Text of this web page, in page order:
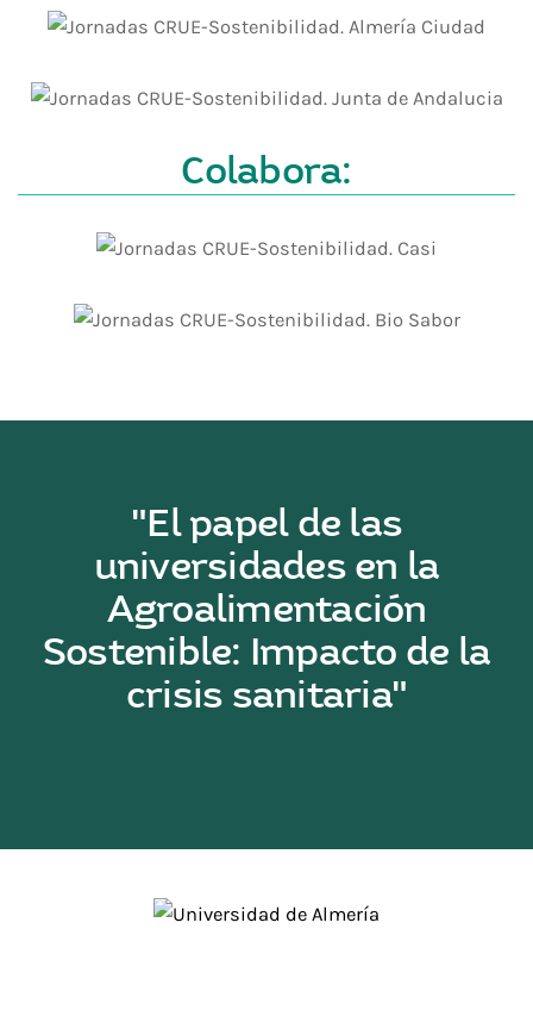
Colabora:
"El papel de las
universidades en la
Agroalimentación
Sostenible: Impacto de la
crisis sanitaria"